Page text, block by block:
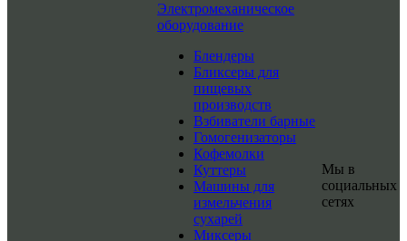
Электромеханическое
оборудование
Блендеры
Бликсеры для
пищевых
производств
Взбиватели барные
Гомогенизаторы
Кофемолки
Куттеры
Машины для
измельчения
сухарей
Миксеры
Мы в
социальных
сетях